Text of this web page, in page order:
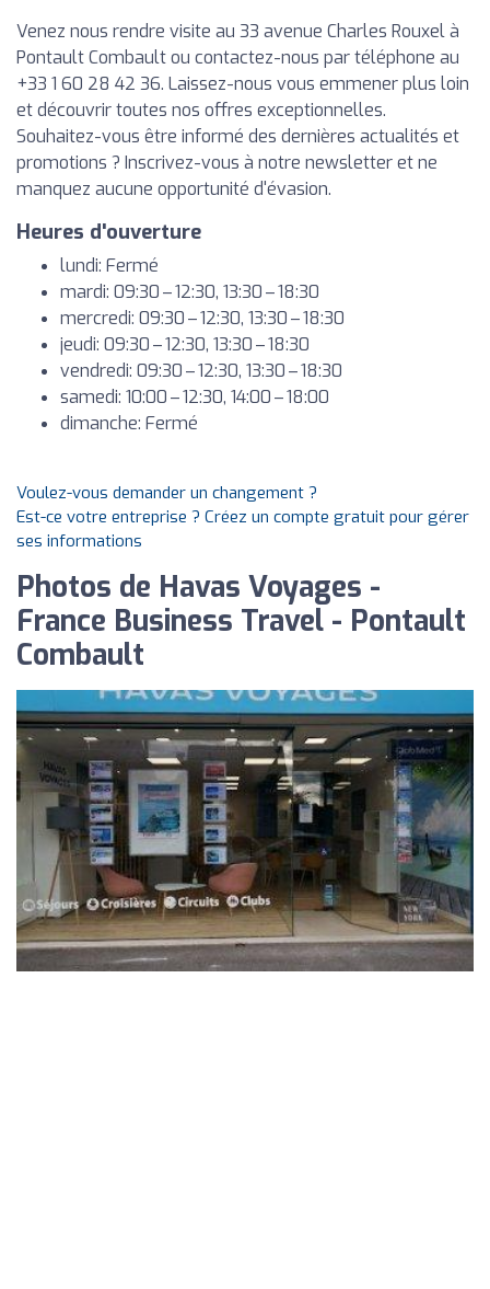
Venez nous rendre visite au 33 avenue Charles Rouxel à
Pontault Combault ou contactez-nous par téléphone au
+33 1 60 28 42 36. Laissez-nous vous emmener plus loin
et découvrir toutes nos offres exceptionnelles.
Souhaitez-vous être informé des dernières actualités et
promotions ? Inscrivez-vous à notre newsletter et ne
manquez aucune opportunité d'évasion.
Heures d'ouverture
lundi: Fermé
mardi: 09:30 – 12:30, 13:30 – 18:30
mercredi: 09:30 – 12:30, 13:30 – 18:30
jeudi: 09:30 – 12:30, 13:30 – 18:30
vendredi: 09:30 – 12:30, 13:30 – 18:30
samedi: 10:00 – 12:30, 14:00 – 18:00
dimanche: Fermé
Voulez-vous demander un changement ?
Est-ce votre entreprise ? Créez un compte gratuit pour gérer
ses informations
Photos de Havas Voyages -
France Business Travel - Pontault
Combault